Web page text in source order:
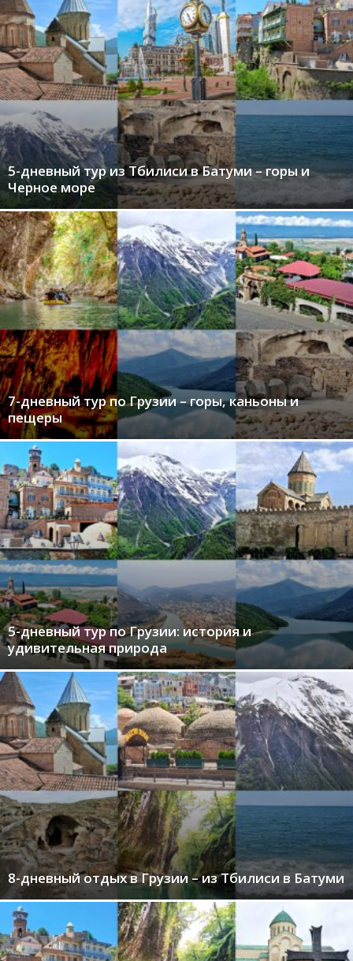
5-дневный тур из Тбилиси в Батуми – горы и
Черное море
7-дневный тур по Грузии – горы, каньоны и
пещеры
5-дневный тур по Грузии: история и
удивительная природа
8-дневный отдых в Грузии – из Тбилиси в Батуми